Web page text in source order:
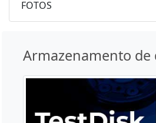
FOTOS
Armazenamento de